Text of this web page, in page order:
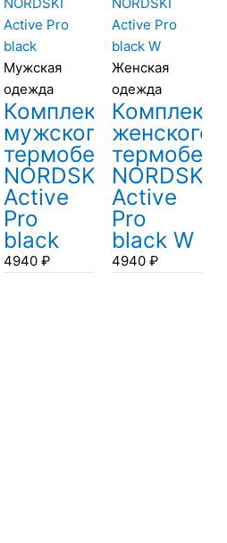
Мужская
одежда
Комплект
мужского
термобелья
NORDSKI
Active
Pro
black
4940₽
Женская
одежда
Комплект
женского
термобелья
NORDSKI
Active
Pro
black W
4940₽